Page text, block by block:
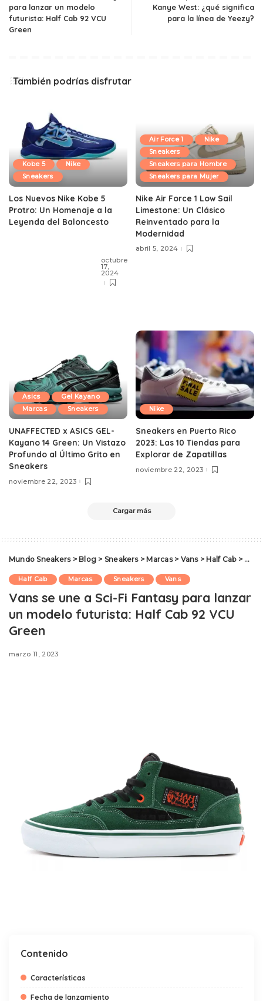
para lanzar un modelo
futurista: Half Cab 92 VCU
Green
Kanye West: ¿qué significa
para la línea de Yeezy?
También podrías disfrutar
Kobe 5
Nike
Sneakers
Los Nuevos Nike Kobe 5
Protro: Un Homenaje a la
Leyenda del Baloncesto
octubre
17,
2024
Air Force 1
Nike
Sneakers
Sneakers para Hombre
Sneakers para Mujer
Nike Air Force 1 Low Sail
Limestone: Un Clásico
Reinventado para la
Modernidad
abril 5, 2024
Asics
Gel Kayano
Marcas
Sneakers
UNAFFECTED x ASICS GEL-
Kayano 14 Green: Un Vistazo
Profundo al Último Grito en
Sneakers
noviembre 22, 2023
Nike
Sneakers en Puerto Rico
2023: Las 10 Tiendas para
Explorar de Zapatillas
noviembre 22, 2023
Cargar más
Mundo Sneakers> Blog > Sneakers> Marcas> Vans> Half Cab>
Half Cab Marcas Sneakers Vans
Vans se une a Sci-Fi Fantasy para lanzar
un modelo futurista: Half Cab 92 VCU
Green
marzo 11, 2023
Contenido
Características
Fecha de lanzamiento